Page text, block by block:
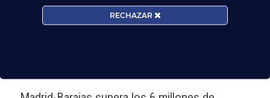
¡Te esperamos!
RECHAZAR